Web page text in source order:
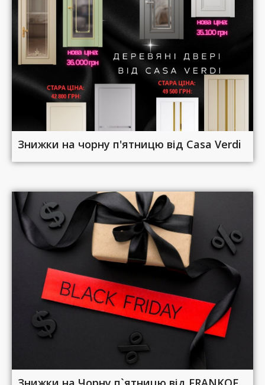
Знижки на чорну п'ятницю від Casa Verdi